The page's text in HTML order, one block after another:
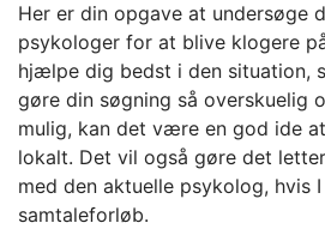
Her er din opgave at undersøge
psykologer for at blive klogere
hjælpe dig bedst i den situation,
gøre din søgning så overskuelig
mulig, kan det være en god ide
lokalt. Det vil også gøre det
med den aktuelle psykolog, hvis
samtaleforløb.